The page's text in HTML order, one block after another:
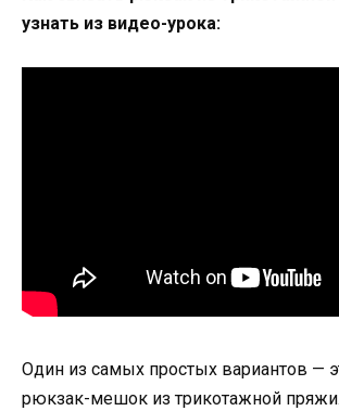
узнать из видео-урока:
Один из самых простых вариантов —
рюкзак-мешок из трикотажной пряжи.